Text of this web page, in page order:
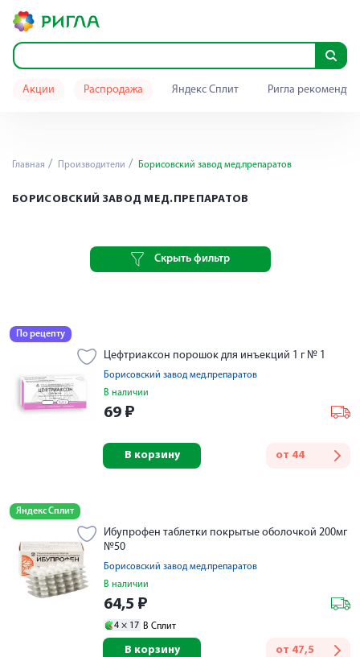
Акции Распродажа Яндекс Сплит Ригла
Главная Производители Борисовский завод мед.препаратов
БОРИСОВСКИЙ ЗАВОД МЕД.ПРЕПАРАТОВ
Скрыть фильтр
По рецепту
Цефтриаксон порошок для инъекций 1 г № 1
Борисовский завод мед.препаратов
В наличии
69 ₽
от 44
В корзину
Яндекс Сплит
Ибупрофен таблетки покрытые оболочкой 200мг
№50
Борисовский завод мед.препаратов
В наличии
64,5 ₽
4 × 17 В Сплит
от 47,5
В корзину